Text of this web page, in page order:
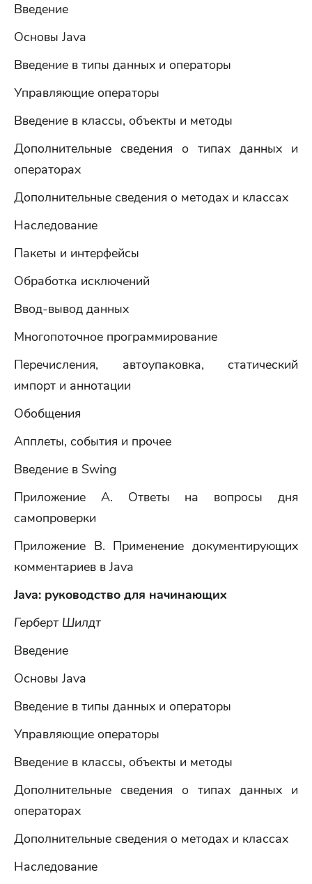
Введение
Основы Java
Введение в типы данных и операторы
Управляющие операторы
Введение в классы, объекты и методы
Дополнительные сведения о типах данных и
операторах
Дополнительные сведения о методах и классах
Наследование
Пакеты и интерфейсы
Обработка исключений
Ввод-вывод данных
Многопоточное программирование
Перечисления, автоупаковка, статический
импорт и аннотации
Обобщения
Апплеты, события и прочее
Введение в Swing
Приложение A. Ответы на вопросы дня
самопроверки
Приложение B. Применение документирующих
комментариев в Java
Java: руководство для начинающих
Герберт Шилдт
Введение
Основы Java
Введение в типы данных и операторы
Управляющие операторы
Введение в классы, объекты и методы
Дополнительные сведения о типах данных и
операторах
Дополнительные сведения о методах и классах
Наследование